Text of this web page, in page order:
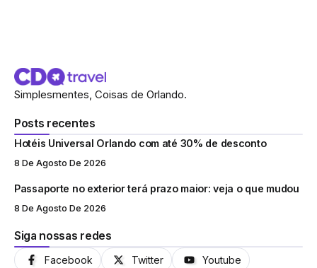
Simplesmentes, Coisas de Orlando.
Posts recentes
Hotéis Universal Orlando com até 30% de desconto
8 De Agosto De 2026
Passaporte no exterior terá prazo maior: veja o que mudou
8 De Agosto De 2026
Siga nossas redes
Facebook Twitter Youtube